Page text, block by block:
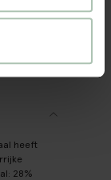
heeft
28%